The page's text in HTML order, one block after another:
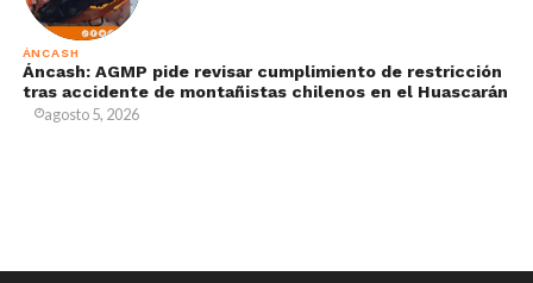
ÁNCASH
Áncash: AGMP pide revisar cumplimiento de restricción
tras accidente de montañistas chilenos en el Huascarán
agosto 5, 2026